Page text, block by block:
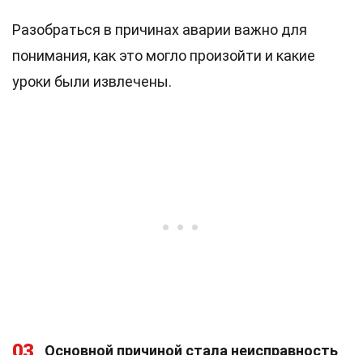
Разобраться в причинах аварии важно для
понимания, как это могло произойти и какие
уроки были извлечены.
Основной причиной стала неисправность